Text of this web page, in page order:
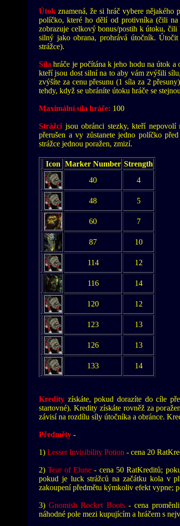
Útokznamená, že si hráč vybere
políčko, které ho dělí od protivníka (čili na
zobrazuje celkový bonus/postih k útoku,
silný jako obrana, prohrává útočník.
strážce).
Síla hráče je počítána k jeho hodu na útok
kteří jsou dost silní na to aby vám zvýšili
zvýšíte za cenu přesunu (1 síla za 2
tehdy, když se ubráníte útoku hráče se
Maximální síla hráče: 100
Strážci jsou obránci stezky, kteří nepovolí
přerušen a vy zůstanete jedno políčko
strážce jednou poražen, zmizí.
Icon Marker Number Strength
40
4
48 5
60 7
87 10
114 12
116 14
120 12
123 13
126 13
133 14
Kredity získáte, pokud dorazíte do cíle
startovné). Kredity získáte rovněž za
závisí na rozdílu síly útočníka a obránce.
Předměty -
1) Lesser Invisibility Potion - cena 20
2)Tear of Elune - cena 50 RatKreditů;
pokud je luck strážců na začátku kola v
zakoupení předmětu kýmkoliv efekt vypne;
3)Gnomish Rocket Boots- cena
náhodné pole mezi kupujícím a hráčem s